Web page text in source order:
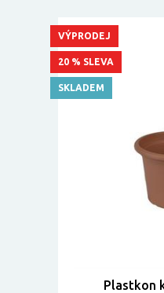
Plastkon
VÝPRODEJ
20 % SLEVA
SKLADEM